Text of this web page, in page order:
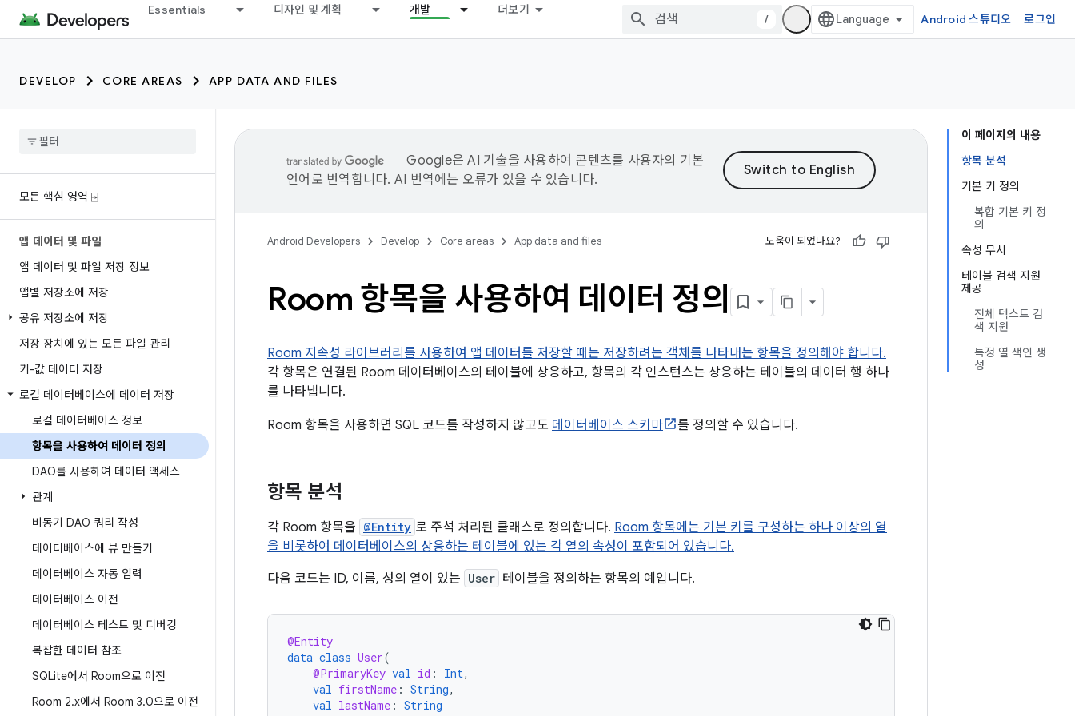
Essentials 디자인 및 계획 개발 더보기
/ Android 스튜디오 로그인
DEVELOP CORE AREAS APP DATA AND FILES
모든 핵심 영역 ⍈
앱 데이터 및 파일
앱 데이터 및 파일 저장 정보
앱별 저장소에 저장
공유 저장소에 저장
저장 장치에 있는 모든 파일 관리
키-값 데이터 저장
로컬 데이터베이스에 데이터 저장
로컬 데이터베이스 정보
항목을 사용하여 데이터 정의
DAO를 사용하여 데이터 액세스
관계
비동기 DAO 쿼리 작성
데이터베이스에 뷰 만들기
데이터베이스 자동 입력
데이터베이스 이전
데이터베이스 테스트 및 디버깅
복잡한 데이터 참조
SQLite에서 Room으로 이전
Room 2.x에서 Room 3.0으로 이전
이 페이지의 내용
항목 분석
기본 키 정의
복합 기본 키 정
의
속성 무시
테이블 검색 지원
제공
전체 텍스트 검
색 지원
특정 열 색인 생
성
Google은 AI 기술을 사용하여 콘텐츠를 사용자의 기본
언어로 번역합니다. AI 번역에는 오류가 있을 수 있습니다.
Android Developers Develop Core areas App data and files 도움이 되었나요?
Room 항목을 사용하여 데이터 정의
Room 지속성 라이브러리를 사용하여 앱 데이터를 저장할 때는 저장하려는 객체를 나타내는 항목을 정의해야 합니다.
각 항목은 연결된 Room 데이터베이스의 테이블에 상응하고, 항목의 각 인스턴스는 상응하는 테이블의 데이터 행 하나
를 나타냅니다.
Room 항목을 사용하면 SQL 코드를 작성하지 않고도 데이터베이스 스키마 를 정의할 수 있습니다.
항목 분석
각 Room 항목을 @Entity 로 주석 처리된 클래스로 정의합니다. Room 항목에는 기본 키를 구성하는 하나 이상의 열
을 비롯하여 데이터베이스의 상응하는 테이블에 있는 각 열의 속성이 포함되어 있습니다.
다음 코드는 ID, 이름, 성의 열이 있는 User 테이블을 정의하는 항목의 예입니다.
@Entity
data class User(
@PrimaryKey val id : Int,
val firstName : String,
val lastName : String